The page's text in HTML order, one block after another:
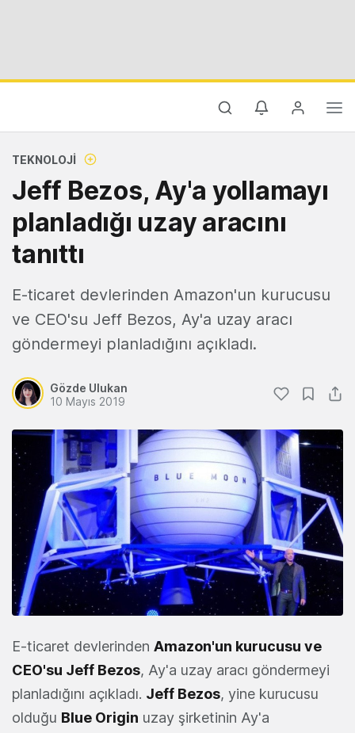
TEKNOLOJI
Jeff Bezos, Ay'a yollamayı
planladığı uzay aracını
tanıttı
E-ticaret devlerinden Amazon'un kurucusu
ve CEO'su Jeff Bezos, Ay'a uzay aracı
göndermeyi planladığını açıkladı.
Gözde Ulukan
10 Mayıs 2019
E-ticaret devlerinden Amazon'un kurucusu ve
CEO'su Jeff Bezos, Ay'a uzay aracı göndermeyi
planladığını açıkladı. Jeff Bezos, yine kurucusu
olduğu Blue Origin uzay şirketinin Ay'a